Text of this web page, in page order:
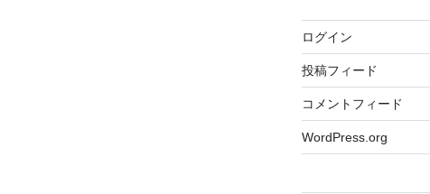
ログイン
投稿フィード
コメントフィード
WordPress.org